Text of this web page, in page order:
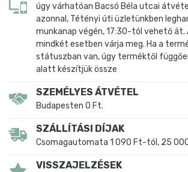
úgy várhatóan Bacsó Béla utcai
azonnal, Tétényi úti üzletünkben
munkanap végén, 17:30-tól vehető
mindkét esetben várja meg. Ha a
státuszban van, úgy terméktől
alatt készítjük össze
SZEMÉLYES ÁTVÉTEL
Budapesten 0 Ft.
SZÁLLÍTÁSI DÍJAK
Csomagautomata 1 090 Ft-tól, 25
VISSZAJELZÉSEK